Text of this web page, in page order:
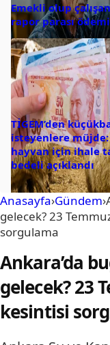
Emekli olup
rapor parası
TİGEM’den
isteyenlere
hayvan için ihale
bedeli açıklandı
Anasayfa›Gündem›
gelecek? 23
sorgulama
Ankara’da
gelecek? 23
kesintisi